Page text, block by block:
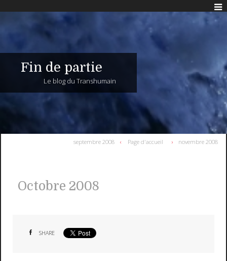
Fin de partie
Le blog du Transhumain
septembre 2008 Page d'accueil novembre 2008
Octobre 2008
SHARE